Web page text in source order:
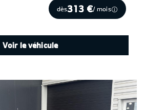
dès313 €/ mois
Voir le véhicule